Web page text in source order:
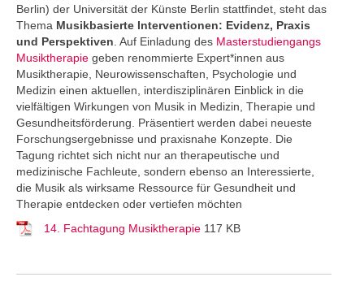
Berlin) der Universität der Künste Berlin stattfindet, steht das
Thema Musikbasierte Interventionen: Evidenz, Praxis
und Perspektiven . Auf Einladung des Masterstudiengangs
Musiktherapie geben renommierte Expert*innen aus
Musiktherapie, Neurowissenschaften, Psychologie und
Medizin einen aktuellen, interdisziplinären Einblick in die
vielfältigen Wirkungen von Musik in Medizin, Therapie und
Gesundheitsförderung. Präsentiert werden dabei neueste
Forschungsergebnisse und praxisnahe Konzepte. Die
Tagung richtet sich nicht nur an therapeutische und
medizinische Fachleute, sondern ebenso an Interessierte,
die Musik als wirksame Ressource für Gesundheit und
Therapie entdecken oder vertiefen möchten
14. Fachtagung Musiktherapie 117 KB